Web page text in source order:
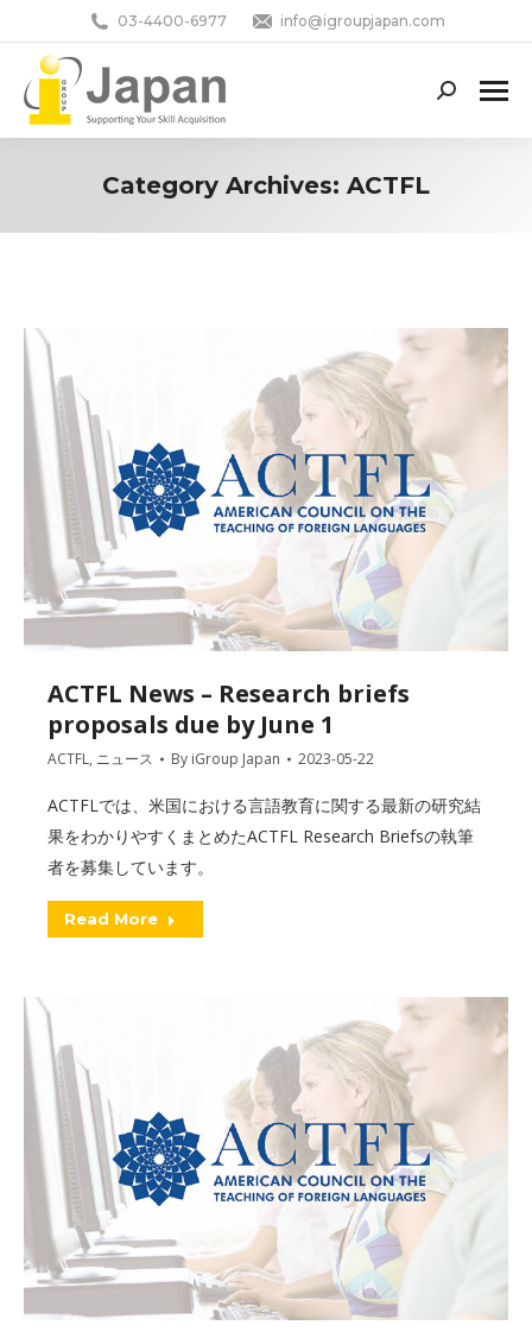
03-4400-6977 info@igroupjapan.com
Search:
Category Archives: ACTFL
ACTFL News – Research briefs
proposals due by June 1
ACTFL, ニュース By iGroup Japan 2023-05-22
ACTFLでは、米国における言語教育に関する最新の研究結
果をわかりやすくまとめたACTFL Research Briefsの執筆
者を募集しています。
Read More